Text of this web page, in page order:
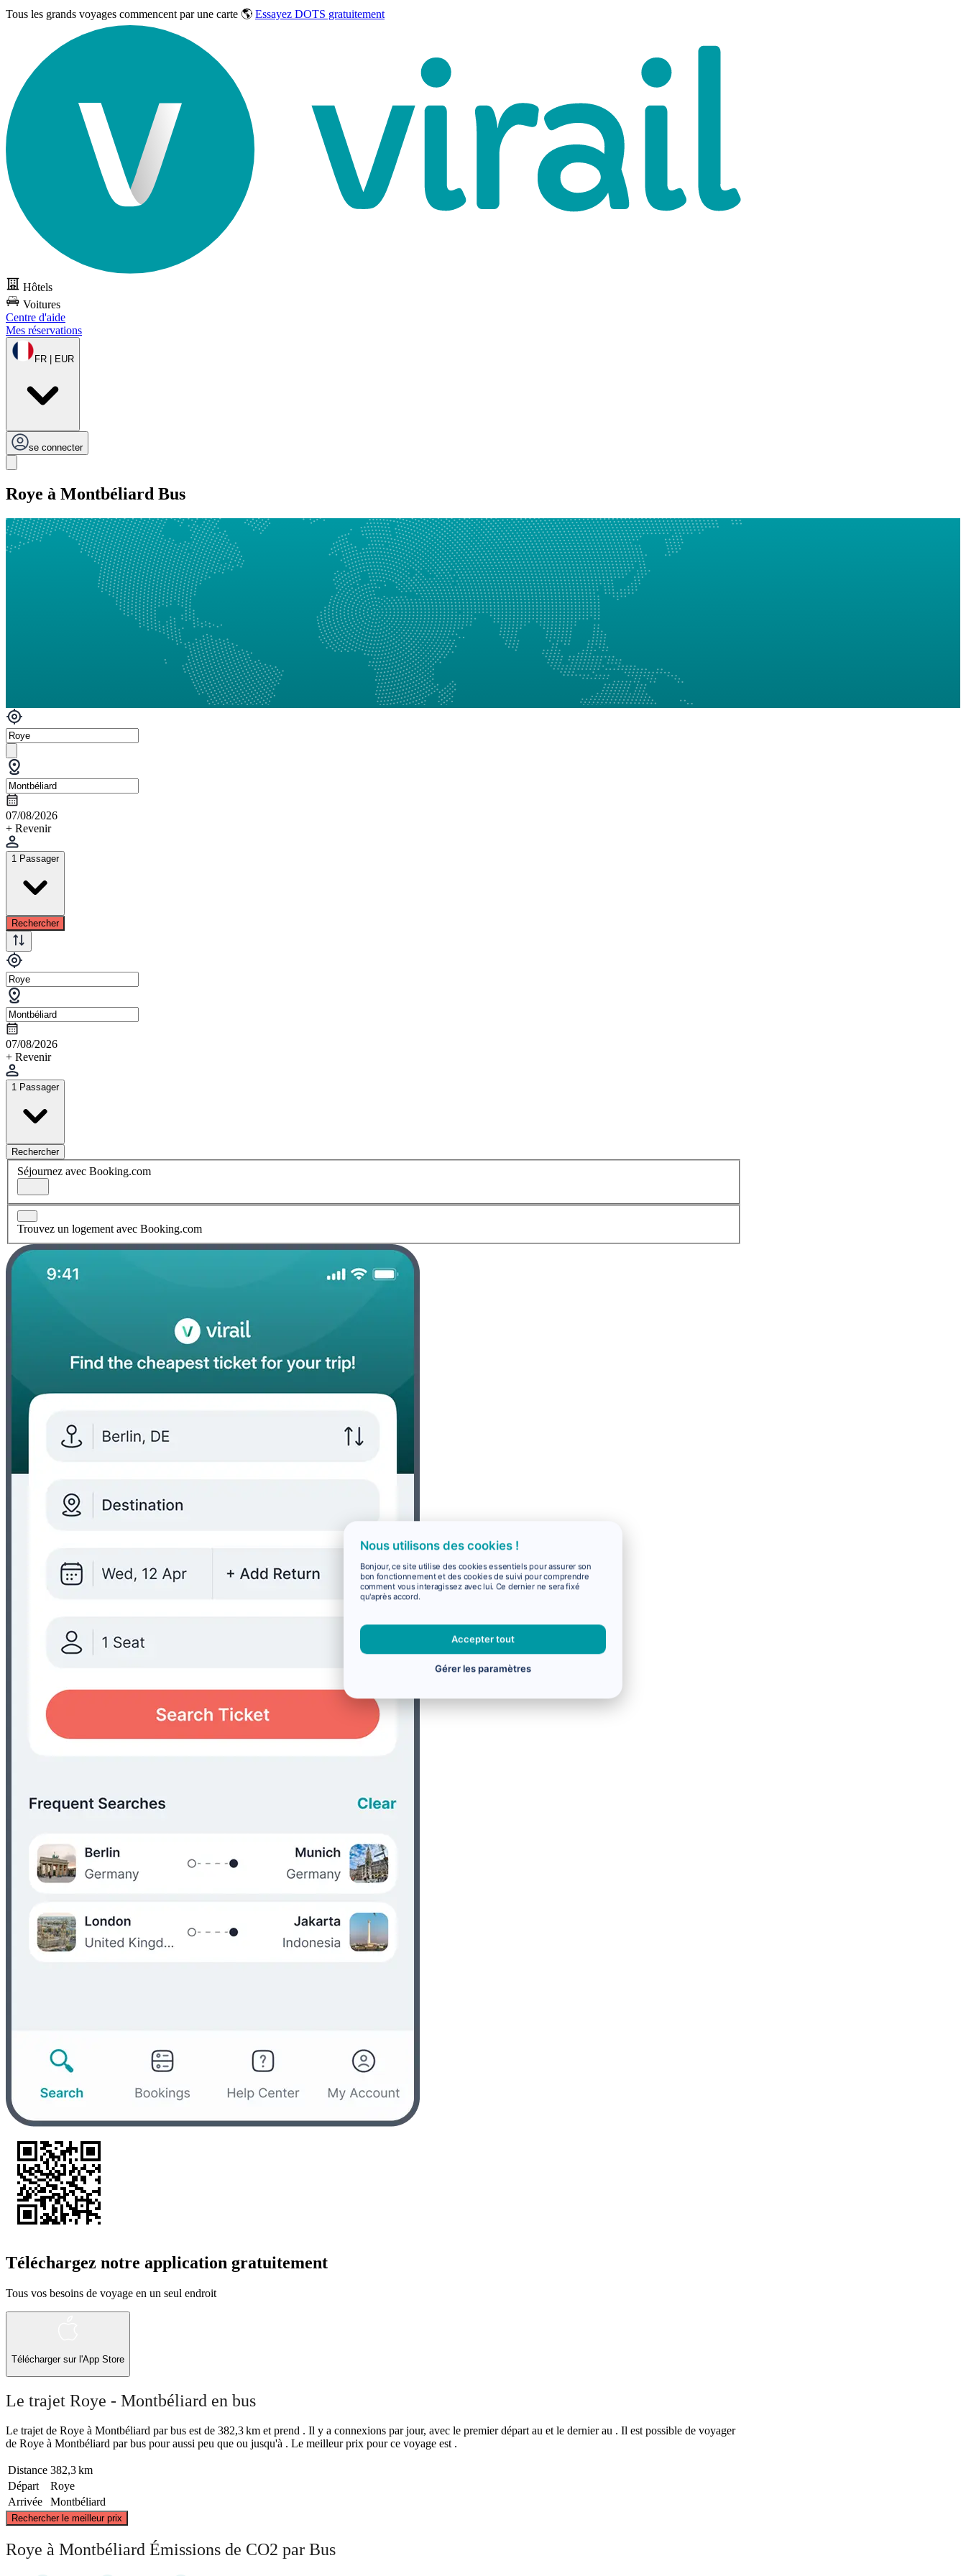
Tous les grands voyages commencent par une carte 🌎 Essayez DOTS gratuitement
Hôtels
Voitures
Centre d'aide
Mes réservations
FR | EUR
se connecter
Roye à Montbéliard Bus
07/08/2026
+ Revenir
1 Passager
Rechercher
07/08/2026
+ Revenir
1 Passager
Rechercher
Séjournez avec Booking.com
Trouvez un logement avec Booking.com
Téléchargez notre application gratuitement
Tous vos besoins de voyage en un seul endroit
Télécharger sur l'App Store
Le trajet Roye - Montbéliard en bus
Le trajet de Roye à Montbéliard par bus est de 382,3 km et prend . Il y a connexions par jour, avec le premier départ au et le dernier au . Il est possible de voyager
de Roye à Montbéliard par bus pour aussi peu que ou jusqu'à . Le meilleur prix pour ce voyage est .
Distance 382,3 km
Départ
Roye
Arrivée
Montbéliard
Rechercher le meilleur prix
Roye à Montbéliard Émissions de CO2 par Bus
Nous utilisons des cookies !
Bonjour, ce site utilise des cookies essentiels pour assurer son
bon fonctionnement et des cookies de suivi pour comprendre
comment vous interagissez avec lui. Ce dernier ne sera fixé
qu'après accord.
Accepter tout
Gérer les paramètres